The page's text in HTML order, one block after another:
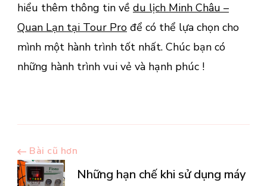
hiểu thêm thông tin về du lịch Minh Châu –
Quan Lạn tại Tour Pro để có thể lựa chọn cho
mình một hành trình tốt nhất. Chúc bạn có
những hành trình vui vẻ và hạnh phúc !
Điều
Bài cũ hơn
Những hạn chế khi sử dụng máy